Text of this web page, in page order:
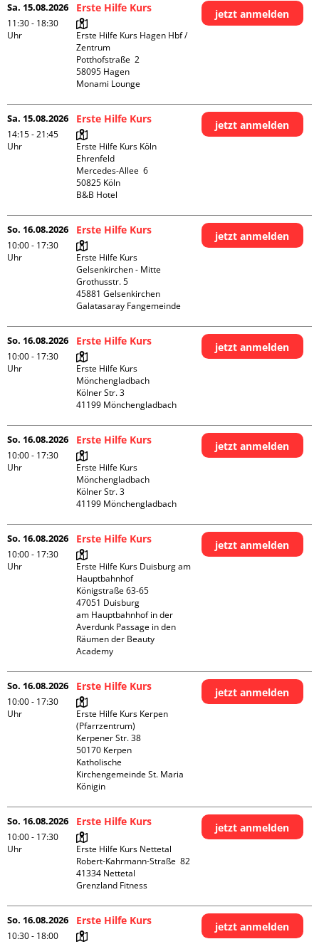
Sa. 15.08.2026
11:30 - 18:30
Uhr
Erste Hilfe Kurs
Erste Hilfe Kurs Hagen Hbf /
Zentrum
Potthofstraße  2
58095 Hagen
Monami Lounge
jetzt anmelden
Sa. 15.08.2026
14:15 - 21:45
Uhr
Erste Hilfe Kurs
Erste Hilfe Kurs Köln
Ehrenfeld
Mercedes-Allee  6
50825 Köln
B&B Hotel
jetzt anmelden
So. 16.08.2026
10:00 - 17:30
Uhr
Erste Hilfe Kurs
Erste Hilfe Kurs
Gelsenkirchen - Mitte
Grothusstr. 5
45881 Gelsenkirchen
Galatasaray Fangemeinde
jetzt anmelden
So. 16.08.2026
10:00 - 17:30
Uhr
Erste Hilfe Kurs
Erste Hilfe Kurs
Mönchengladbach
Kölner Str. 3
jetzt anmelden
So. 16.08.2026
10:00 - 17:30
Uhr
Erste Hilfe Kurs
Erste Hilfe Kurs
Mönchengladbach
Kölner Str. 3
jetzt anmelden
So. 16.08.2026
10:00 - 17:30
Uhr
Erste Hilfe Kurs
Erste Hilfe Kurs Duisburg am
Hauptbahnhof
Königstraße 63-65
47051 Duisburg
am Hauptbahnhof in der
Averdunk Passage in den
Räumen der Beauty
Academy
jetzt anmelden
So. 16.08.2026
10:00 - 17:30
Uhr
Erste Hilfe Kurs
Erste Hilfe Kurs Kerpen
(Pfarrzentrum)
Kerpener Str. 38
50170 Kerpen
Katholische
Kirchengemeinde St. Maria
Königin
jetzt anmelden
So. 16.08.2026
10:00 - 17:30
Uhr
Erste Hilfe Kurs
Erste Hilfe Kurs Nettetal
Robert-Kahrmann-Straße  82
41334 Nettetal
Grenzland Fitness
jetzt anmelden
So. 16.08.2026
10:30 - 18:00
Erste Hilfe Kurs jetzt anmelden